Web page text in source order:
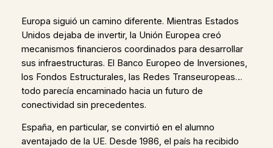
Europa siguió un camino diferente. Mientras Estados
Unidos dejaba de invertir, la Unión Europea creó
mecanismos financieros coordinados para desarrollar
sus infraestructuras. El Banco Europeo de Inversiones,
los Fondos Estructurales, las Redes Transeuropeas…
todo parecía encaminado hacia un futuro de
conectividad sin precedentes.
España, en particular, se convirtió en el alumno
aventajado de la UE. Desde 1986, el país ha recibido